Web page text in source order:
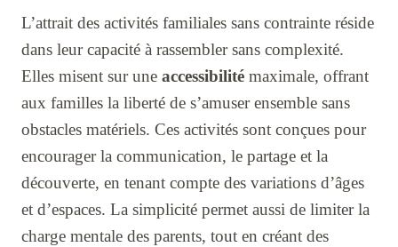
L’attrait des activités familiales sans contrainte réside
dans leur capacité à rassembler sans complexité.
Elles misent sur une accessibilité maximale, offrant
aux familles la liberté de s’amuser ensemble sans
obstacles matériels. Ces activités sont conçues pour
encourager la communication, le partage et la
découverte, en tenant compte des variations d’âges
et d’espaces. La simplicité permet aussi de limiter la
charge mentale des parents, tout en créant des